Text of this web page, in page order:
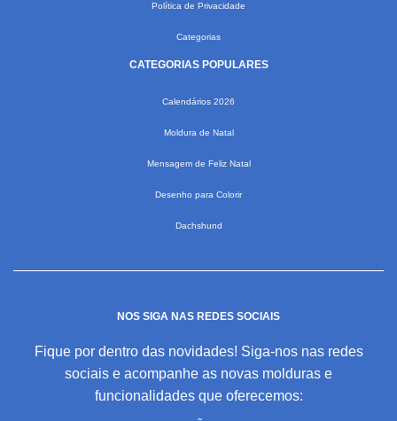
Política de Privacidade
Categorias
CATEGORIAS POPULARES
Calendários 2026
Moldura de Natal
Mensagem de Feliz Natal
Desenho para Colorir
Dachshund
NOS SIGA NAS REDES SOCIAIS
Fique por dentro das novidades! Siga-nos nas redes
sociais e acompanhe as novas molduras e
funcionalidades que oferecemos: